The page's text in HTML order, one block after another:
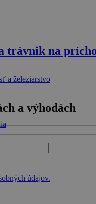
a železiarstvo
trávnik na
a výhodách
údajov.